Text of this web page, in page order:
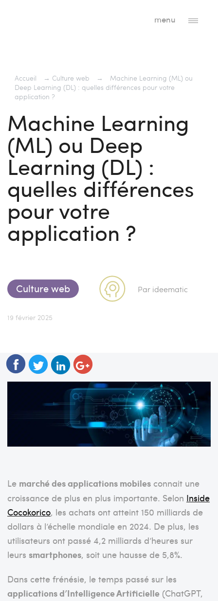
menu
Accueil → Culture web →
Machine Learning (ML) ou
Deep Learning (DL) : quelles différences pour votre
application ?
Machine Learning
(ML) ou Deep
Learning (DL) :
quelles différences
pour votre
application ?
Culture web Par ideematic
19 février 2025
Le marché des applications mobiles connait une
croissance de plus en plus importante. Selon Inside
Cocokorico, les achats ont atteint 150 milliards de
dollars à l’échelle mondiale en 2024. De plus, les
utilisateurs ont passé 4,2 milliards d’heures sur
leurs smartphones, soit une hausse de 5,8%.
Dans cette frénésie, le temps passé sur les
applications d’Intelligence Artificielle (ChatGPT,